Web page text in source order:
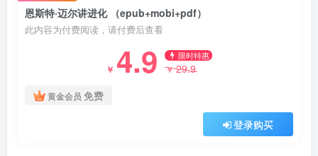
恩斯特·迈尔讲进化 （epub+mobi+pdf）
此内容为付费阅读，请付费后查看
￥ 4.9 限时特惠
￥29.9
黄金会员 免费
登录购买